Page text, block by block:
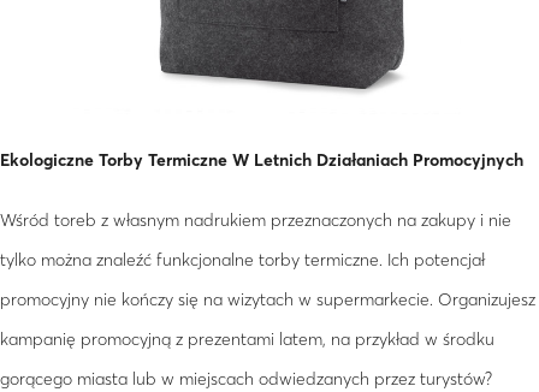
Ekologiczne Torby Termiczne W Letnich Działaniach Promocyjnych
Wśród toreb z własnym nadrukiem przeznaczonych na zakupy i nie
tylko można znaleźć funkcjonalne torby termiczne. Ich potencjał
promocyjny nie kończy się na wizytach w supermarkecie. Organizujesz
kampanię promocyjną z prezentami latem, na przykład w środku
gorącego miasta lub w miejscach odwiedzanych przez turystów?